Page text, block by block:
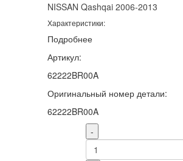
NISSAN Qashqai 2006-2013
Характеристики:
Подробнее
Артикул:
62222BR00A
Оригинальный номер детали:
62222BR00A
-